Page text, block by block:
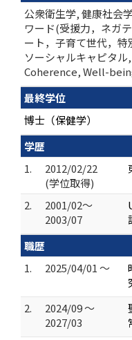
公衆衛生学, 健康社会
ワード(受援力，ネガ
ート，子育て世代，特
ソーシャルキャピタ
Coherence, Well-
最終学位
博士（保健学）
学歴
1.
2012/02/22
(学位取得)
2.
2001/02～
2003/07
職歴
1.
2025/04/01 ～
2.
2024/09 ～
2027/03